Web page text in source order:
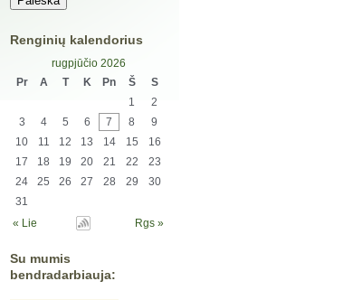
Renginių kalendorius
rugpjūčio 2026
Pr
A T K Pn Š
S
1
2
3
4 5 6 7 8
9
10
11 12 13 14 15
16
17
18 19 20 21 22
23
24
25 26 27 28 29
30
31
« Lie
Rgs »
Su mumis
bendradarbiauja: